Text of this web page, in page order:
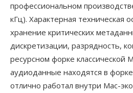
профессиональном
кГц). Характерная техническая
хранение критических
дискретизации, разрядность,
ресурсном форке классической
аудиоданные находятся в
отлично работал внутри Mac-